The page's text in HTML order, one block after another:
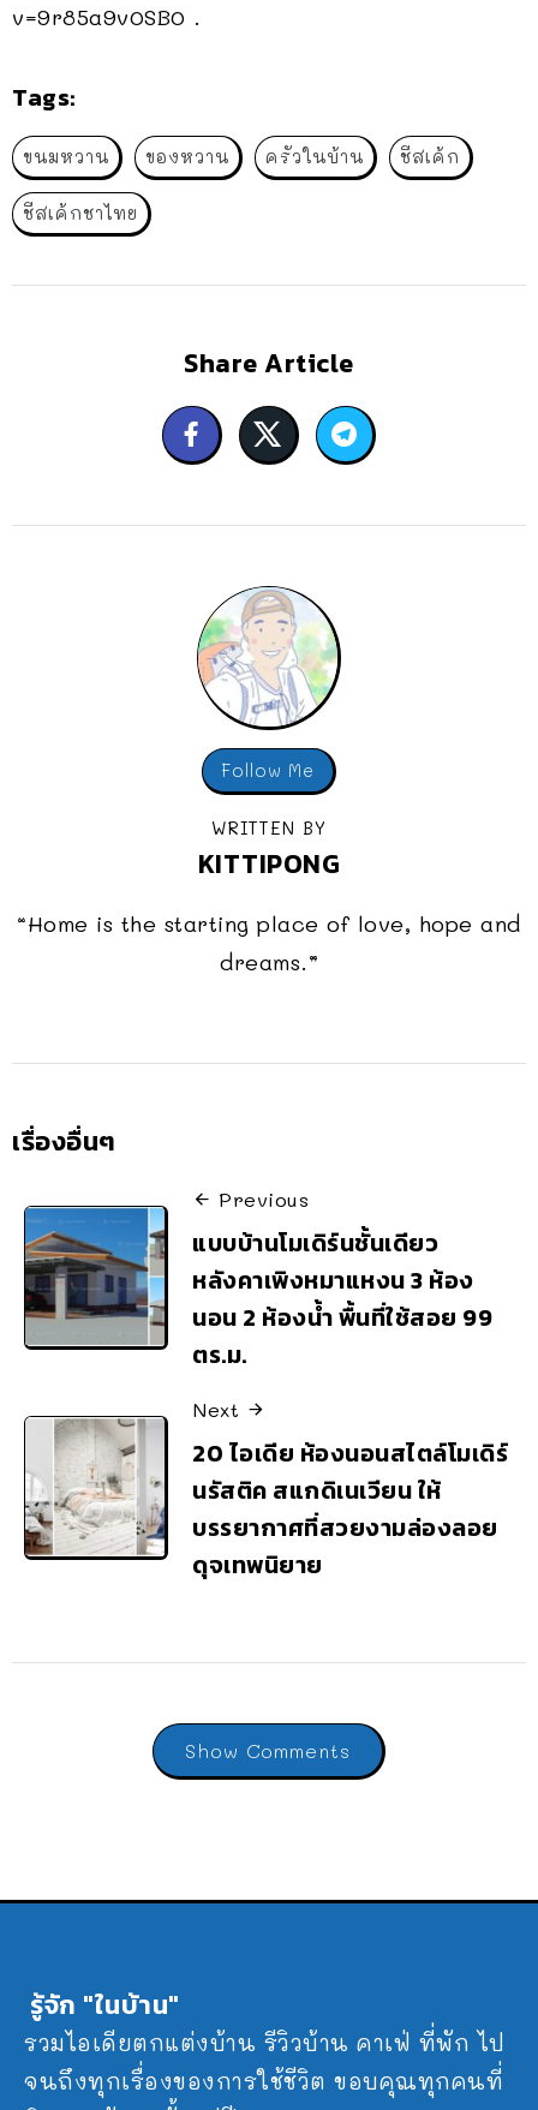
v=9r85a9v0SB0 .
Tags:
ขนมหวาน ของหวาน ครัวในบ้าน ชีสเค้ก
ชีสเค้กชาไทย
Share Article
Follow Me
WRITTEN BY
KITTIPONG
“Home is the starting place of love, hope and
dreams.”
เรื่องอื่นๆ
Previous
แบบบ้านโมเดิร์นชั้นเดียว
หลังคาเพิงหมาแหงน 3 ห้อง
นอน 2 ห้องน้ำ พื้นที่ใช้สอย 99
ตร.ม.
Next
20 ไอเดีย ห้องนอนสไตล์โมเดิร์
นรัสติค สแกดิเนเวียน ให้
บรรยากาศที่สวยงามล่องลอย
ดุจเทพนิยาย
Show Comments
รู้จัก "ในบ้าน"
รวมไอเดียตกแต่งบ้าน รีวิวบ้าน คาเฟ่ ที่พัก ไป
จนถึงทุกเรื่องของการใช้ชีวิต ขอบคุณทุกคนที่